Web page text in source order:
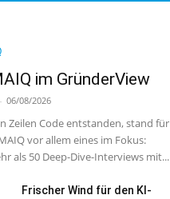
im GründerView
- 06/08/2026
Zeilen Code entstanden, stand für
vor allem eines im Fokus:
als 50 Deep-Dive-Interviews mit...
Frischer Wind für den KI-